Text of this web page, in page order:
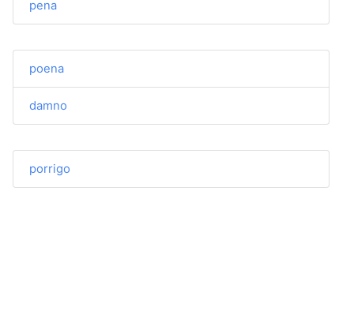
pena
poena
damno
porrigo